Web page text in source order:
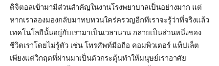
ดิจิตอลเข้ามามีส่วนสำคัญในงานโรงพยาบาลเป็นอย่างมาก แต่
หากเราลองมองกลับมาทบทวนใคร่ครวญอีกทีเราจะรู้ว่าที่จริงแล้ว
เทคโนโลยีนั้นอยู่กับเรามาเป็นเวลานาน กลายเป็นส่วนหนึ่งของ
ชีวิตเราโดยไม่รู้ตัว เช่น โทรศัพท์มือถือ คอมพิวเตอร์ แท็ปเล็ต
เพียงแต่วิกฤตที่ผ่านมาเป็นตัวกระตุ้นทำให้มนุษย์เราอาศัย